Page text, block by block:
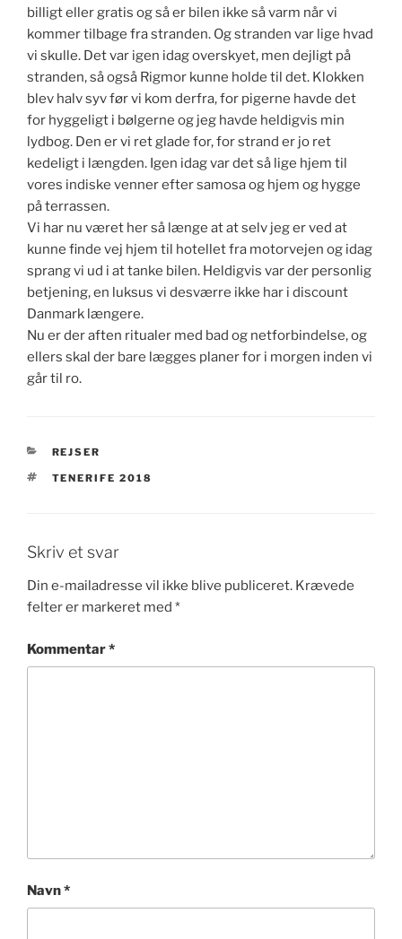
billigt eller gratis og så er bilen ikke så varm når vi
kommer tilbage fra stranden. Og stranden var lige hvad
vi skulle. Det var igen idag overskyet, men dejligt på
stranden, så også Rigmor kunne holde til det. Klokken
blev halv syv før vi kom derfra, for pigerne havde det
for hyggeligt i bølgerne og jeg havde heldigvis min
lydbog. Den er vi ret glade for, for strand er jo ret
kedeligt i længden. Igen idag var det så lige hjem til
vores indiske venner efter samosa og hjem og hygge
på terrassen.
Vi har nu været her så længe at at selv jeg er ved at
kunne finde vej hjem til hotellet fra motorvejen og idag
sprang vi ud i at tanke bilen. Heldigvis var der personlig
betjening, en luksus vi desværre ikke har i discount
Danmark længere.
Nu er der aften ritualer med bad og netforbindelse, og
ellers skal der bare lægges planer for i morgen inden vi
går til ro.
KATEGORIER
REJSER
TAGS
TENERIFE 2018
Skriv et svar
Din e-mailadresse vil ikke blive publiceret. Krævede
felter er markeret med *
Kommentar*
Navn*